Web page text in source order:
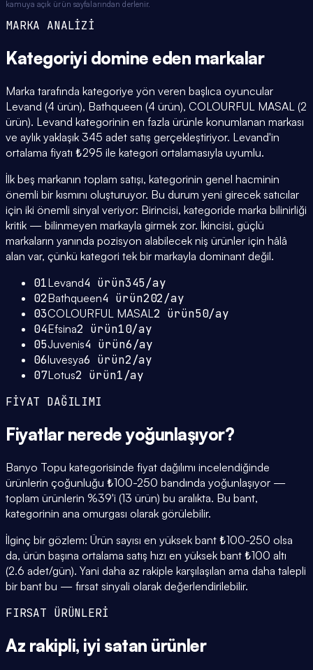
kamuya açık ürün sayfalarından derlenir.
MARKA ANALİZİ
Kategoriyi domine eden markalar
Marka tarafında kategoriye yön veren başlıca oyuncular
Levand (4 ürün), Bathqueen (4 ürün), COLOURFUL MASAL (2
ürün). Levand kategorinin en fazla ürünle konumlanan markası
ve aylık yaklaşık 345 adet satış gerçekleştiriyor. Levand'in
ortalama fiyatı ₺295 ile kategori ortalamasıyla uyumlu.
İlk beş markanın toplam satışı, kategorinin genel hacminin
önemli bir kısmını oluşturuyor. Bu durum yeni girecek satıcılar
için iki önemli sinyal veriyor: Birincisi, kategoride marka bilinirliği
kritik — bilinmeyen markayla girmek zor. İkincisi, güçlü
markaların yanında pozisyon alabilecek niş ürünler için hâlâ
alan var, çünkü kategori tek bir markayla dominant değil.
01Levand4 ürün345/ay
02Bathqueen4 ürün202/ay
03COLOURFUL MASAL2 ürün50/ay
04Efsina2 ürün10/ay
05Juvenis4 ürün6/ay
06luvesya6 ürün2/ay
07Lotus2 ürün1/ay
FİYAT DAĞILIMI
Fiyatlar nerede yoğunlaşıyor?
Banyo Topu kategorisinde fiyat dağılımı incelendiğinde
ürünlerin çoğunluğu ₺100-250 bandında yoğunlaşıyor —
toplam ürünlerin %39'i (13 ürün) bu aralıkta. Bu bant,
kategorinin ana omurgası olarak görülebilir.
İlginç bir gözlem: Ürün sayısı en yüksek bant ₺100-250 olsa
da, ürün başına ortalama satış hızı en yüksek bant ₺100 altı
(2.6 adet/gün). Yani daha az rakiple karşılaşılan ama daha talepli
bir bant bu — fırsat sinyali olarak değerlendirilebilir.
FIRSAT ÜRÜNLERİ
Az rakipli, iyi satan ürünler